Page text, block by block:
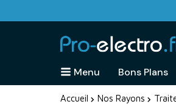
Menu Bons Plans
Accueil Nos Rayons